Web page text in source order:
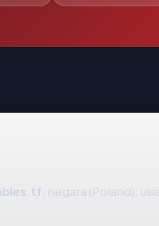
: negara (Poland),